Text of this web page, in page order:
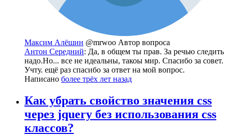
Максим Алёшин @mrwoo Автор вопроса
Антон Середний: Да, в общем ты прав. За речью следить
надо.Но... все не идеальны, такоы мир. Спасибо за совет.
Учту. ещё раз спасибо за ответ на мой вопрос.
Написано более трёх лет назад
Как убрать свойство значения css
через jquery без использования css
классов?